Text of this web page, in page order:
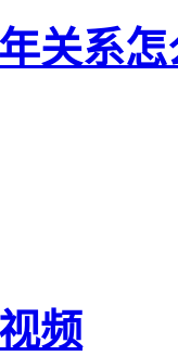
关系怎
频